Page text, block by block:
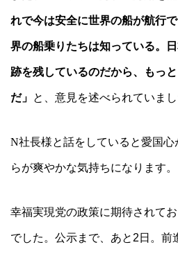
れで今は安全に世界の船が航行
界の船乗りたちは知っている。
跡を残しているのだから、もっ
だ」 と、意見を述べられていまし
N社長様と話をしていると愛国
らが爽やかな気持ちになります。
幸福実現党の政策に期待されて
でした。公示まで、あと2日。前